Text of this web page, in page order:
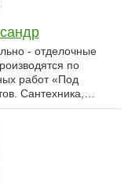
- отделочные
по
работ «Под
Сантехника,…